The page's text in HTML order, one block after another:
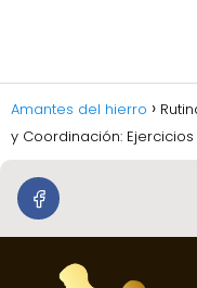
Amantes del hierro
y Coordinación: